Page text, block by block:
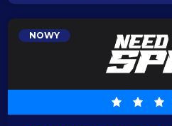
NOWY